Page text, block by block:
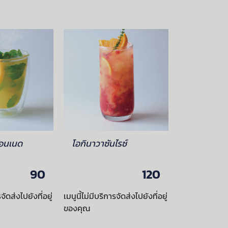
เนด
90
ดส่งไปยังที่อยู่
โอกินาวาซันไรซ์
120
เมนูนี้ไม่มีบริการจัดส่งไปยังที่อยู่
ของคุณ